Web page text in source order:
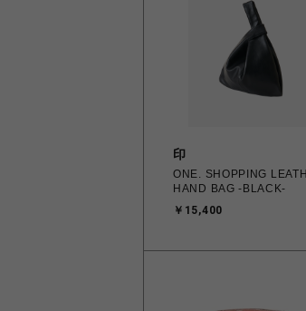
印
ONE. SHOPPING LEATHER
HAND BAG -BLACK-
￥15,400